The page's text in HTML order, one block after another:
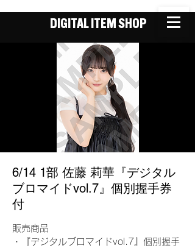
DIGITAL ITEM SHOP
6/14 1部 佐藤 莉華『デジタル
ブロマイドvol.7』個別握手券
付
販売商品
・『デジタルブロマイドvol.7』個別握手